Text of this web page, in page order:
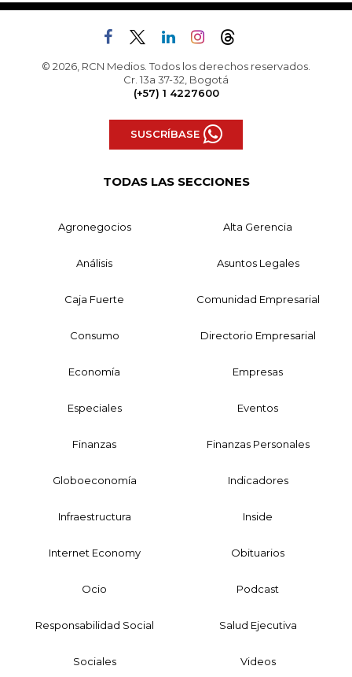
© 2026, RCN Medios. Todos los derechos reservados.
Cr. 13a 37-32, Bogotá
(+57) 1 4227600
SUSCRÍBASE
TODAS LAS SECCIONES
Agronegocios Alta Gerencia
Análisis Asuntos Legales
Caja Fuerte Comunidad Empresarial
Consumo Directorio Empresarial
Economía Empresas
Especiales Eventos
Finanzas Finanzas Personales
Globoeconomía Indicadores
Infraestructura Inside
Internet Economy Obituarios
Ocio Podcast
Responsabilidad Social Salud Ejecutiva
Sociales Videos